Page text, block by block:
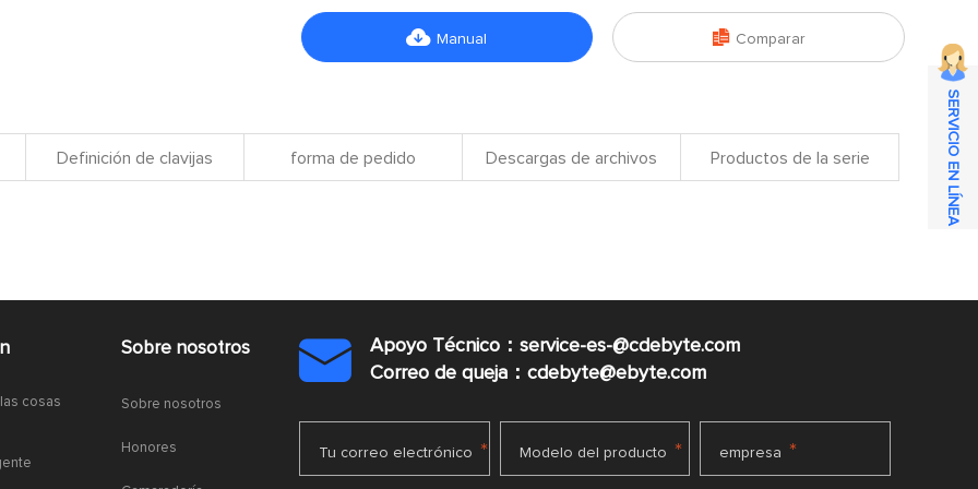
 Manual  Comparar
Definición de clavijas forma de pedido Descargas de archivos Productos de la serie
cosas
Sobre nosotros
Sobre nosotros
Honores

Apoyo Técnico：service-es-@cdebyte.com
Correo de queja：cdebyte@ebyte.com
Tu correo electrónico * Modelo del producto * empresa *
SERVICIO EN LÍNEA